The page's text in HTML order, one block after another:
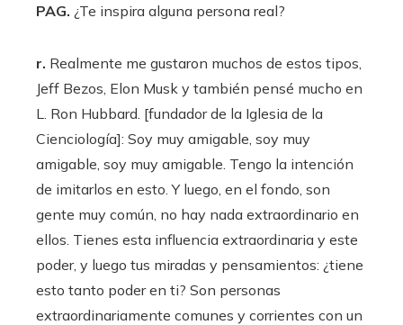
PAG. ¿Te inspira alguna persona real?
r. Realmente me gustaron muchos de estos tipos,
Jeff Bezos, Elon Musk y también pensé mucho en
L. Ron Hubbard. [fundador de la Iglesia de la
Cienciología]: Soy muy amigable, soy muy
amigable, soy muy amigable. Tengo la intención
de imitarlos en esto. Y luego, en el fondo, son
gente muy común, no hay nada extraordinario en
ellos. Tienes esta influencia extraordinaria y este
poder, y luego tus miradas y pensamientos: ¿tiene
esto tanto poder en ti? Son personas
extraordinariamente comunes y corrientes con un